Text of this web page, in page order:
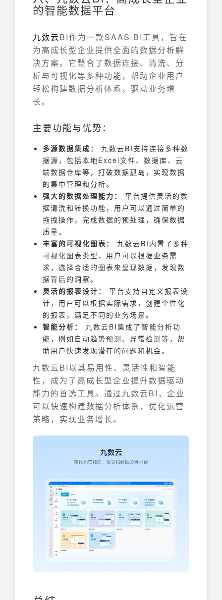
的智能数据平台
九数云BI作为一款SAAS BI工具，旨在
为高成长型企业提供全面的数据分析解
决方案。它整合了数据连接、清洗、分
析与可视化等多种功能，帮助企业用户
轻松构建数据分析体系，驱动业务增
长。
主要功能与优势：
多源数据集成：
九数云BI支持连接多种数
据源，包括本地Excel文件、数据库、云
端数据仓库等，打破数据孤岛，实现数据
的集中管理和分析。
强大的数据处理能力：
平台提供灵活的数
据清洗和转换功能，用户可以通过简单的
拖拽操作，完成数据的预处理，确保数据
质量。
丰富的可视化图表：
九数云BI内置了多种
可视化图表类型，用户可以根据业务需
求，选择合适的图表来呈现数据，发现数
据背后的洞察。
灵活的报表设计：
平台支持自定义报表设
计，用户可以根据实际需求，创建个性化
的报表，满足不同的业务场景。
智能分析：
九数云BI集成了智能分析功
能，例如自动趋势预测、异常检测等，帮
助用户快速发现潜在的问题和机会。
九数云BI以其易用性、灵活性和智能
性，成为了高成长型企业提升数据驱动
能力的首选工具。通过九数云BI，企业
可以快速构建数据分析体系，优化运营
策略，实现业务增长。